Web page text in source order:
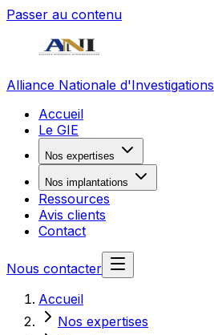
Passer au contenu
Alliance Nationale d'Investigations
Accueil
Le GIE
Nos expertises
Nos implantations
Ressources
Avis clients
Contact
Nous contacter
Accueil
Nos expertises